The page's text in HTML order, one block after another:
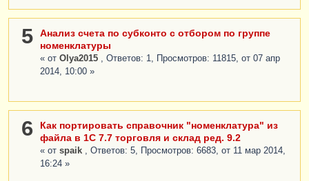
5
Анализ счета по субконто с отбором по группе
номенклатуры
« от Olya2015
, Ответов: 1, Просмотров: 11815, от 07 апр
2014, 10:00 »
6
Как портировать справочник "номенклатура" из
файла в 1С 7.7 торговля и склад ред. 9.2
« от spaik
, Ответов: 5, Просмотров: 6683, от 11 мар 2014,
16:24 »